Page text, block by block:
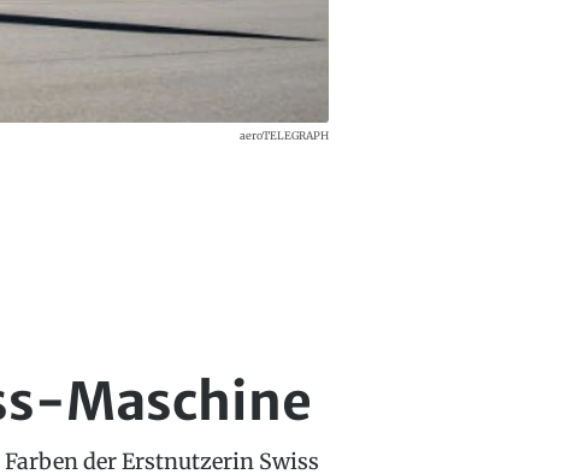
aeroTELEGRAPH
Maschine
der Erstnutzerin Swiss